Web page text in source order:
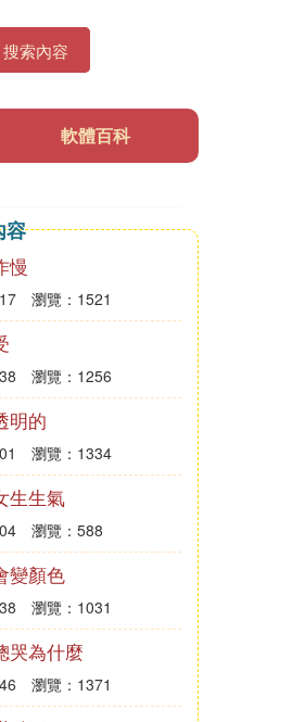
搜索內容
軟體百科
容
慢
瀏覽：1521
瀏覽：1256
明的
瀏覽：1334
生生氣
瀏覽：588
變顏色
瀏覽：1031
哭為什麼
瀏覽：1371